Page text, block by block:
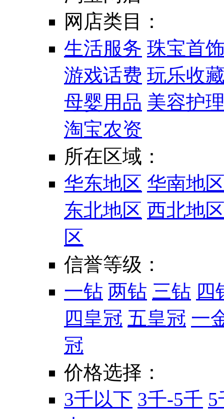
网店类目：
生活服务 珠宝首
游戏话费 玩乐收
母婴用品 美容护
淘宝农资
所在区域：
华东地区 华南地
东北地区 西北地
区
信誉等级：
一钻 两钻 三钻 四
四皇冠 五皇冠 一
冠
价格选择：
3千以下 3千-5千 5